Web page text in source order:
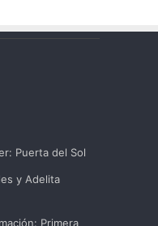
Puerta del Sol
y Adelita
Primera